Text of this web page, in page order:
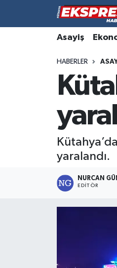
Asayiş
HABERLER
yaralandı.
NURCAN
EDITÖR
Altıntaş
Aslanapa
Biyografiler
Çavdarhisar
Domaniç
Hava Durumu
Trafik Durumu
Süper Lig Puan
Tüm Manşetler
Son Dakika Haberleri
Haber Arşivi